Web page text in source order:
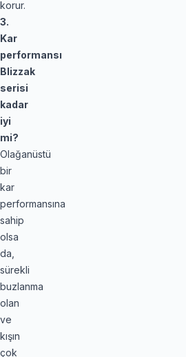
korur.
3.
Kar
performansı
Blizzak
serisi
kadar
iyi
mi?
Olağanüstü
bir
kar
performansına
sahip
olsa
da,
sürekli
buzlanma
olan
ve
kışın
çok